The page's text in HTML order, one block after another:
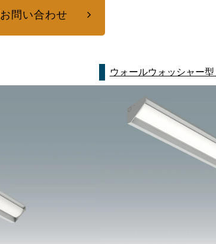
お問い合わせ
ウォールウォッシャー型